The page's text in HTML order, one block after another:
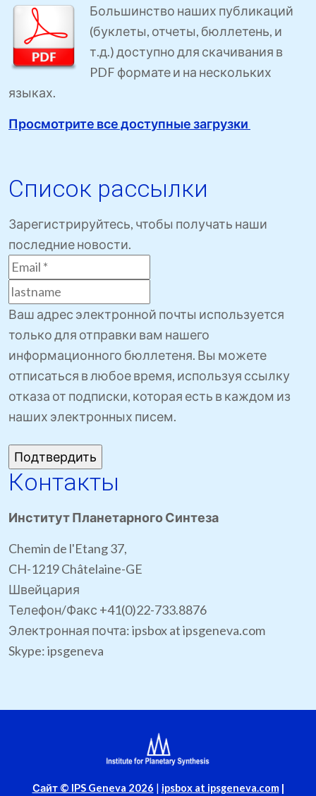
Большинство наших публикаций
(буклеты, отчеты, бюллетень, и
т.д.) доступно для скачивания в
PDF формате и на нескольких
языках.
Просмотрите все доступные загрузки
Список рассылки
Зарегистрируйтесь, чтобы получать наши
последние новости.
Ваш адрес электронной почты используется
только для отправки вам нашего
информационного бюллетеня. Вы можете
отписаться в любое время, используя ссылку
отказа от подписки, которая есть в каждом из
наших электронных писем.
Контакты
Институт Планетарного Синтеза
Chemin de l'Etang 37,
CH-1219 Châtelaine-GE
Швейцария
Телефон/Факс +41(0)22-733.8876
Электронная почта: ipsbox at ipsgeneva.com
Skype: ipsgeneva
Сайт © IPS Geneva 2026 | ipsbox at ipsgeneva.com|